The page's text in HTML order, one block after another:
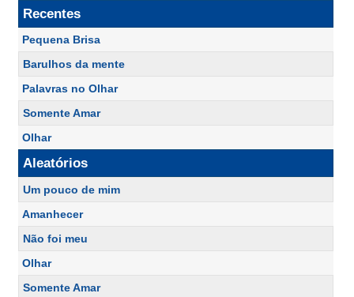
Recentes
Pequena Brisa
Barulhos da mente
Palavras no Olhar
Somente Amar
Olhar
Aleatórios
Um pouco de mim
Amanhecer
Não foi meu
Olhar
Somente Amar